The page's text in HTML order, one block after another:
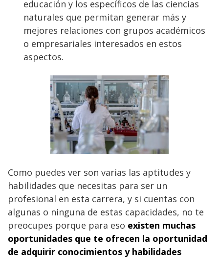
educación y los específicos de las ciencias
naturales que permitan generar más y
mejores relaciones con grupos académicos
o empresariales interesados en estos
aspectos.
Como puedes ver son varias las aptitudes y
habilidades que necesitas para ser un
profesional en esta carrera, y si cuentas con
algunas o ninguna de estas capacidades, no te
preocupes porque para eso existen muchas
oportunidades que te ofrecen la oportunidad
de adquirir conocimientos y habilidades